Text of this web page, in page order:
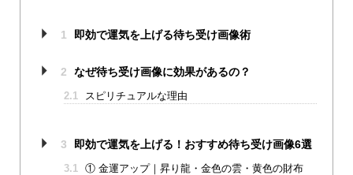
1 即効で運気を上げる待ち受け画像術
2 なぜ待ち受け画像に効果があるの？
2.1 スピリチュアルな理由
3 即効で運気を上げる！おすすめ待ち受け画像6選
3.1 ① 金運アップ｜昇り龍・金色の雲・黄色の財布